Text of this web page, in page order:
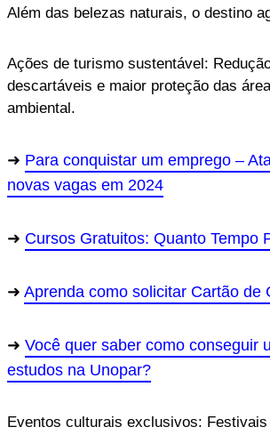
Além das belezas naturais, o destino
Ações de turismo sustentável:
descartáveis e maior proteção das
ambiental.
Para conquistar um emprego –
novas vagas em 2024
Cursos Gratuitos: Quanto Tempo
Aprenda como solicitar Cartão de
Você quer saber como conseguir
estudos na Unopar?
Eventos culturais exclusivos: